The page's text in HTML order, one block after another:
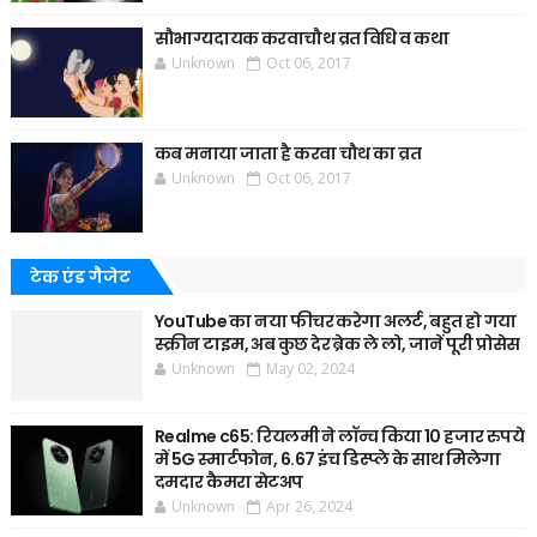
सौभाग्यदायक करवाचौथ व्रत विधि व कथा
Unknown Oct 06, 2017
कब मनाया जाता है करवा चौथ का व्रत
Unknown Oct 06, 2017
टेक एंड गैजेट
YouTube का नया फीचर करेगा अलर्ट, बहुत हो गया
स्क्रीन टाइम, अब कुछ देर ब्रेक ले लो, जानें पूरी प्रोसेस
Unknown May 02, 2024
Realme c65: रियलमी ने लॉन्च किया 10 हजार रुपये
में 5G स्मार्टफोन, 6.67 इंच डिस्प्ले के साथ मिलेगा
दमदार कैमरा सेटअप
Unknown Apr 26, 2024